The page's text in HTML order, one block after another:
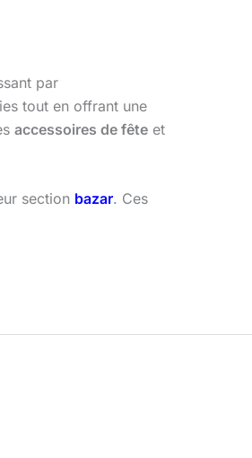
par
tout en offrant une
accessoires de fête et
section bazar. Ces